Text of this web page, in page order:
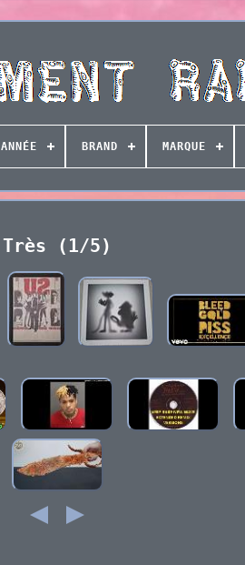
ANNÉE BRAND MARQUE
Très (1/5)